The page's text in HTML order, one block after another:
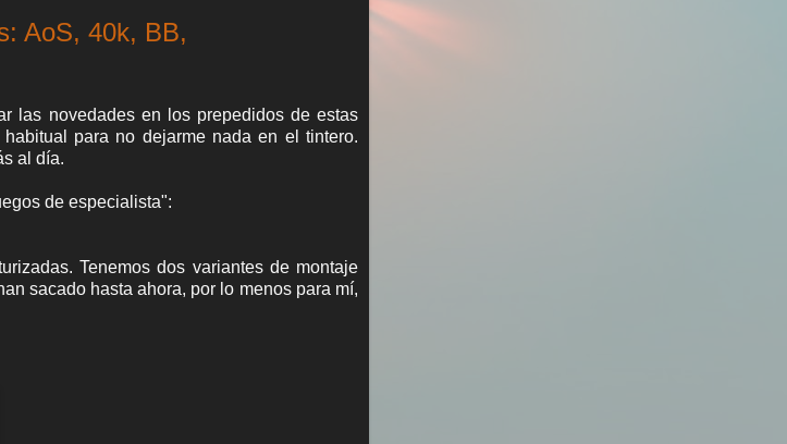
AoS, 40k, BB,
las novedades en los prepedidos de estas
para no dejarme nada en el tintero.
al día.
de especialista":
Tenemosdos variantes de montaje
sacado hasta ahora, por lo menos para mí,